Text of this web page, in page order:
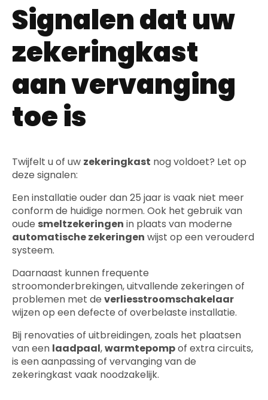
Signalen dat uw
zekeringkast
aan vervanging
toe is
Twijfelt u of uw zekeringkast nog voldoet? Let op
deze signalen:
Een installatie ouder dan 25 jaar is vaak niet meer
conform de huidige normen. Ook het gebruik van
oude smeltzekeringen in plaats van moderne
automatische zekeringen wijst op een verouderd
systeem.
Daarnaast kunnen frequente
stroomonderbrekingen, uitvallende zekeringen of
problemen met de verliesstroomschakelaar
wijzen op een defecte of overbelaste installatie.
Bij renovaties of uitbreidingen, zoals het plaatsen
van een laadpaal,warmtepompof extra circuits,
is een aanpassing of vervanging van de
zekeringkast vaak noodzakelijk.